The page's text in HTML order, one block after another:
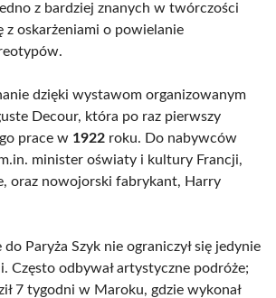
z bardziej znanych w twórczości
z oskarżeniami o powielanie
dzięki wystawom organizowanym
Decour, która po raz pierwszy
prace w 1922 roku. Do nabywców
minister oświaty i kultury Francji,
oraz nowojorski fabrykant, Harry
Paryża Szyk nie ograniczył się jedynie
Często odbywał artystyczne podróże;
7 tygodni w Maroku, gdzie wykonał